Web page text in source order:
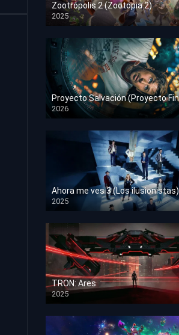
Zootrópolis 2 (Zootopia 2)
2025
HD 1080p
2026
HD 1080p
Ahora me ves 3 (Los ilusionistas)
2025
HD 1080p
TRON: Ares
2025
HD 1080p